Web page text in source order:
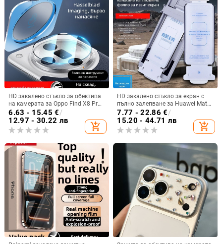
HD закалено стъкло за обектива
на камерата за Oppo Find X8 Pro,
Find X8s и Find X7
6.63 - 15.45 €/
12.97 - 30.22 лв
add_shopping_cart
HD закалено стъкло за екран с
пълно залепване за Huawei Mate
X7, Mate 70 Pro и Mate 60 Pro
7.77 - 22.86 €/
15.20 - 44.71 лв
add_shopping_cart